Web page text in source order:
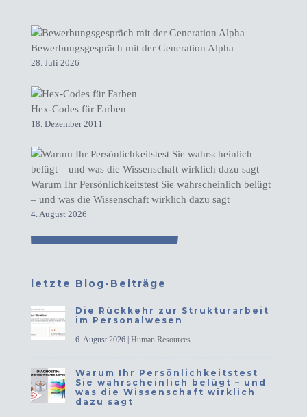
Bewerbungsgespräch mit der Generation Alpha
28. Juli 2026
Hex-Codes für Farben
18. Dezember 2011
Warum Ihr Persönlichkeitstest Sie wahrscheinlich belügt
– und was die Wissenschaft wirklich dazu sagt
4. August 2026
letzte Blog-Beiträge
Die Rückkehr zur Strukturarbeit
im Personalwesen
6. August 2026| Human Resources
Warum Ihr Persönlichkeitstest
Sie wahrscheinlich belügt – und
was die Wissenschaft wirklich
dazu sagt